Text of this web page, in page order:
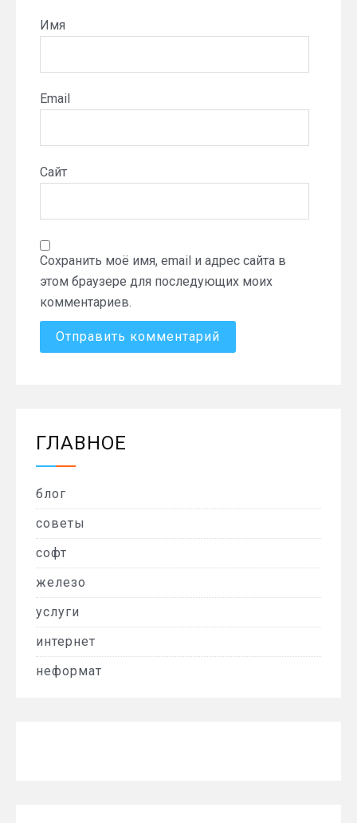
Имя
Email
Сайт
Сохранить моё имя, email и адрес сайта в
этом браузере для последующих моих
комментариев.
ГЛАВНОЕ
блог
советы
софт
железо
услуги
интернет
неформат